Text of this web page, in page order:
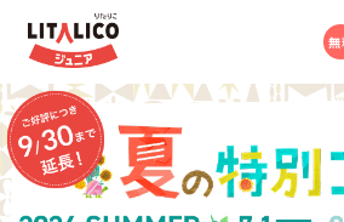
無
コースのご案内
LITALICOジュニア パーソナ
月島 教室
ページトップ ポイント
1日目 保護者さま
1日目 お子さま
後日 保護者さま